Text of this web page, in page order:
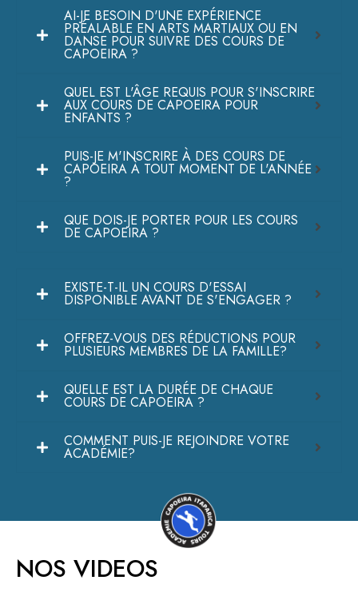
AI-JE BESOIN D'UNE EXPÉRIENCE
PRÉALABLE EN ARTS MARTIAUX OU EN
DANSE POUR SUIVRE DES COURS DE
CAPOEIRA ?
QUEL EST L'ÂGE REQUIS POUR S'INSCRIRE
AUX COURS DE CAPOEIRA POUR
ENFANTS ?
PUIS-JE M'INSCRIRE À DES COURS DE
CAPOEIRA À TOUT MOMENT DE L'ANNÉE
?
QUE DOIS-JE PORTER POUR LES COURS
DE CAPOEIRA ?
EXISTE-T-IL UN COURS D'ESSAI
DISPONIBLE AVANT DE S'ENGAGER ?
OFFREZ-VOUS DES RÉDUCTIONS POUR
PLUSIEURS MEMBRES DE LA FAMILLE?
QUELLE EST LA DURÉE DE CHAQUE
COURS DE CAPOEIRA ?
COMMENT PUIS-JE REJOINDRE VOTRE
ACADÉMIE?
NOS VIDEOS